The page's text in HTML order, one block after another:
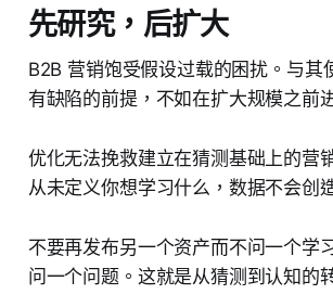
先研究，后扩大
B2B 营销饱受假设过载的困扰。与其
有缺陷的前提，不如在扩大规模之前
优化无法挽救建立在猜测基础上的营
从未定义你想学习什么，数据不会创
不要再发布另一个资产而不问一个学
问一个问题。这就是从猜测到认知的